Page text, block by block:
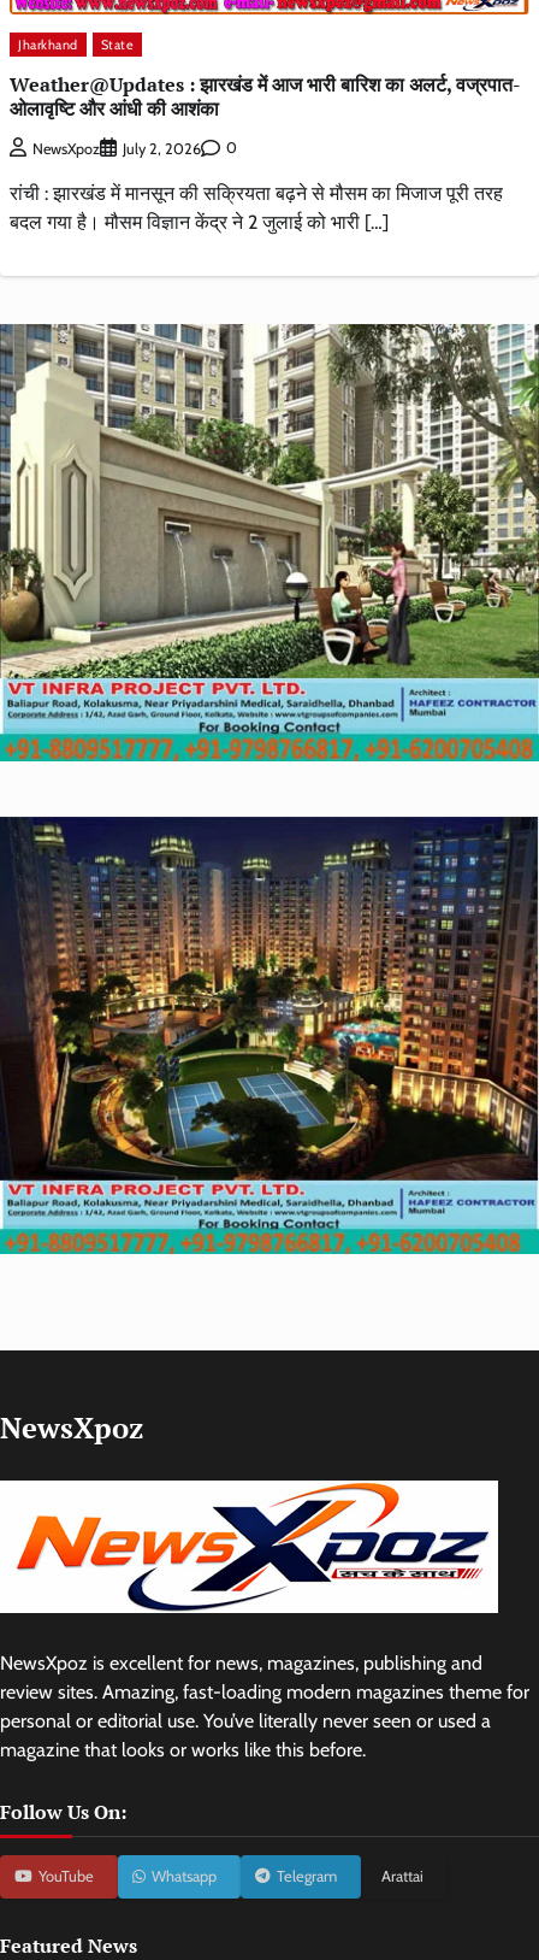
Jharkhand State
Weather@Updates : झारखंड में आज भारी बारिश का अलर्ट, वज्रपात-
ओलावृष्टि और आंधी की आशंका
NewsXpoz July 2, 2026 0
रांची : झारखंड में मानसून की सक्रियता बढ़ने से मौसम का मिजाज पूरी तरह
बदल गया है। मौसम विज्ञान केंद्र ने 2 जुलाई को भारी […]
NewsXpoz
NewsXpoz is excellent for news, magazines, publishing and
review sites. Amazing, fast-loading modern magazines theme for
personal or editorial use. You’ve literally never seen or used a
magazine that looks or works like this before.
Follow Us On:
YouTube Whatsapp Telegram Arattai
Featured News